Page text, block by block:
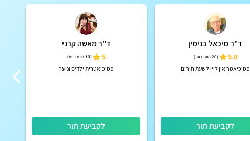
ד"ר מיכאל בנימין
5.0
(20 חוות דעת )
פסיכיאטר און ליין לשעת חירום
לקביעת תור
ד"ר מאשה קרני
5
(10 חוות דעת )
פסיכיאטרית ילדים ונוער
לקביעת תור